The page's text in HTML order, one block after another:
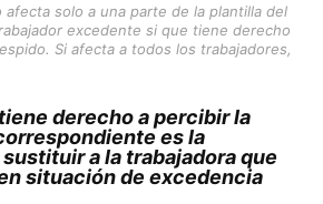
solo a una parte de la plantilla del
excedente si que tiene derecho
Si afecta a todos los trabajadores,
es la
a la trabajadora que
situación de excedencia